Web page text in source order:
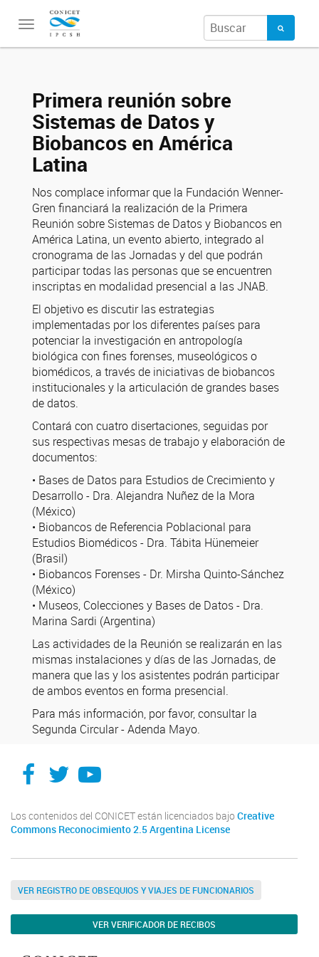
Toggle
navigation
Primera reunión sobre
Sistemas de Datos y
Biobancos en América
Latina
Nos complace informar que la Fundación Wenner-
Gren financiará la realización de la Primera
Reunión sobre Sistemas de Datos y Biobancos en
América Latina, un evento abierto, integrado al
cronograma de las Jornadas y del que podrán
participar todas las personas que se encuentren
inscriptas en modalidad presencial a las JNAB.
El objetivo es discutir las estrategias
implementadas por los diferentes países para
potenciar la investigación en antropología
biológica con fines forenses, museológicos o
biomédicos, a través de iniciativas de biobancos
institucionales y la articulación de grandes bases
de datos.
Contará con cuatro disertaciones, seguidas por
sus respectivas mesas de trabajo y elaboración de
documentos:
•⁠ ⁠Bases de Datos para Estudios de Crecimiento y
Desarrollo - Dra. Alejandra Nuñez de la Mora
(México)
•⁠ ⁠Biobancos de Referencia Poblacional para
Estudios Biomédicos - Dra. Tábita Hünemeier
(Brasil)
•⁠ ⁠Biobancos Forenses - Dr. Mirsha Quinto-Sánchez
(México)
•⁠ ⁠Museos, Colecciones y Bases de Datos - Dra.
Marina Sardi (Argentina)
Las actividades de la Reunión se realizarán en las
mismas instalaciones y días de las Jornadas, de
manera que las y los asistentes podrán participar
de ambos eventos en forma presencial.
Para más información, por favor, consultar la
Segunda Circular - Adenda Mayo.
Facebook
TwitterYouTube
Los contenidos del CONICET están licenciados bajo Creative
Commons Reconocimiento 2.5 Argentina License
VER REGISTRO DE OBSEQUIOS Y VIAJES DE FUNCIONARIOS
VER VERIFICADOR DE RECIBOS